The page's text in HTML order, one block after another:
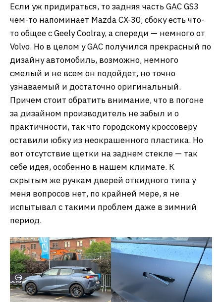
Если уж придираться, то задняя часть GAC GS3
чем-то напоминает Mazda CX-30, сбоку есть что-
то общее с Geely Coolray, а спереди — немного от
Volvo. Но в целом у GAC получился прекрасный по
дизайну автомобиль, возможно, немного
смелый и не всем он подойдет, но точно
узнаваемый и достаточно оригинальный.
Причем стоит обратить внимание, что в погоне
за дизайном производитель не забыл и о
практичности, так что городскому кроссоверу
оставили юбку из неокрашенного пластика. Но
вот отсутствие щетки на заднем стекле — так
себе идея, особенно в нашем климате. К
скрытым же ручкам дверей откидного типа у
меня вопросов нет, по крайней мере, я не
испытывал с такими проблем даже в зимний
период.